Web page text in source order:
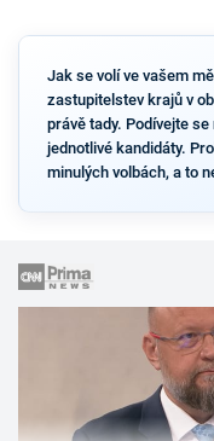
Jak se volí ve vašem
zastupitelstev krajů v
právě tady. Podívejte
jednotlivé kandidáty.
minulých volbách, a to